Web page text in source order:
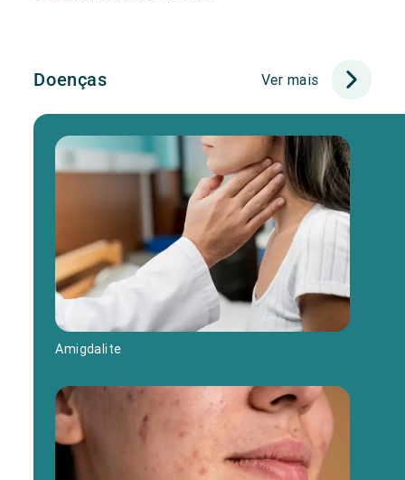
Doenças Ver mais
Amigdalite